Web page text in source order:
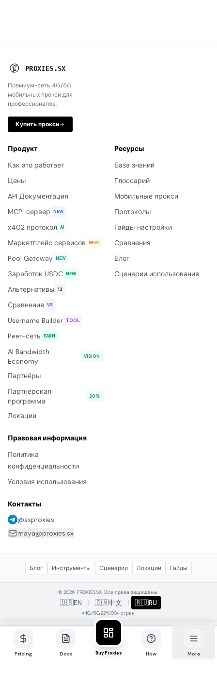
PROXIES .SX
Премиум-сеть 4G/5G
мобильных прокси для
профессионалов.
Купить прокси
Продукт
Как это работает
Цены
API Документация
MCP-сервер NEW
x402 протокол AI
Маркетплейс сервисов NEW
Pool Gateway NEW
Заработок USDC NEW
Альтернативы 12
Сравнения VS
Username Builder TOOL
Peer-сеть EARN
AI Bandwidth
Economy
VISION
Партнёры
Партнёрская
программа
20%
Локации
Ресурсы
База знаний
Глоссарий
Мобильные прокси
Протоколы
Гайды настройки
Сравнения
Блог
Сценарии использования
Правовая информация
Политика
конфиденциальности
Условия использования
Контакты
@sxproxies
maya@proxies.sx
Блог Инструменты Сценарии Локации Гайды
© 2026 PROXIES.SX. Все права защищены.
🇺🇸EN | 🇨🇳中文 | 🇷🇺RU
4G/5G92%100+ стран
Pricing Docs Buy Proxies How More